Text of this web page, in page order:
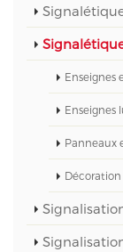
Enseignes
Enseignes
Panneaux